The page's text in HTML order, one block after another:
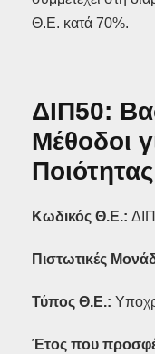
Θ.Ε. κατά 70%.
ΔΙΠ50:
Μέθοδοι
Ποιότητας
Κωδικός Θ.Ε.:
Πιστωτικές
Τύπος Θ.Ε.:
Έτος που